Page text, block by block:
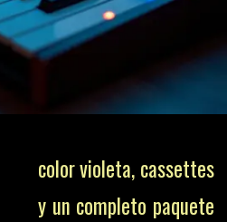
color violeta, cassettes
y un completo paquete